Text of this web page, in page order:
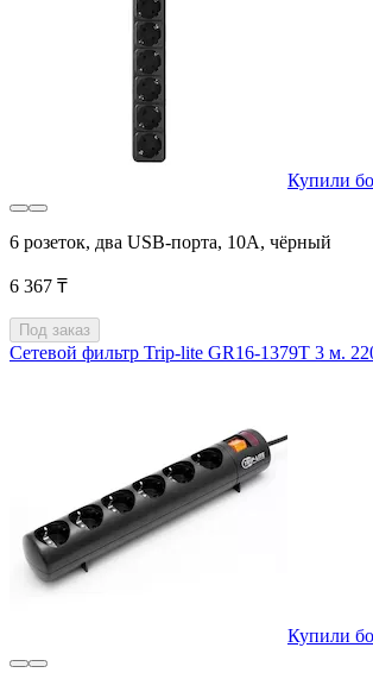
Купили
6 розеток, два USB-порта, 10A, чёрный
6 367 ₸
Под заказ
Сетевой фильтр Trip-lite GR16-1379T 3 м.
Купили